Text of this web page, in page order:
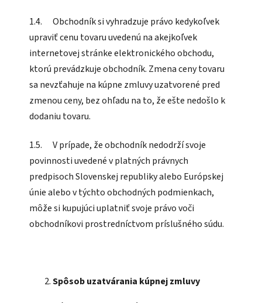
1.4. Obchodník si vyhradzuje právo kedykoľvek
upraviť cenu tovaru uvedenú na akejkoľvek
internetovej stránke elektronického obchodu,
ktorú prevádzkuje obchodník. Zmena ceny tovaru
sa nevzťahuje na kúpne zmluvy uzatvorené pred
zmenou ceny, bez ohľadu na to, že ešte nedošlo k
dodaniu tovaru.
1.5. V prípade, že obchodník nedodrží svoje
povinnosti uvedené v platných právnych
predpisoch Slovenskej republiky alebo Európskej
únie alebo v týchto obchodných podmienkach,
môže si kupujúci uplatniť svoje právo voči
obchodníkovi prostredníctvom príslušného súdu.
Spôsob uzatvárania kúpnej zmluvy